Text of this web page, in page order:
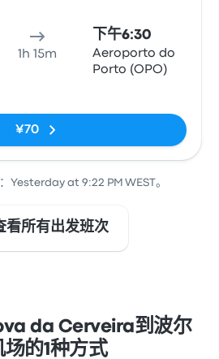
1h 15m
下午6:30
Aeroporto do
Porto (OPO)
¥70
Yesterday at 9:22 PM WEST。
看所有出发班次
da Cerveira到波尔
场的1种方式